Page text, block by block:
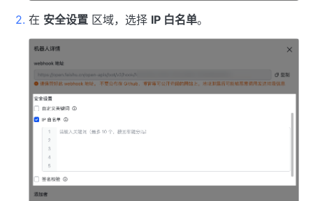
在 安全设置 区域，选择 IP 白名单。